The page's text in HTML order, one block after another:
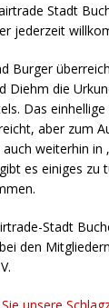
Stadt
jederzeit
Burger
Diehm die
Das
aber zum
weiterhin in
es einiges zu
Stadt
den
unsere